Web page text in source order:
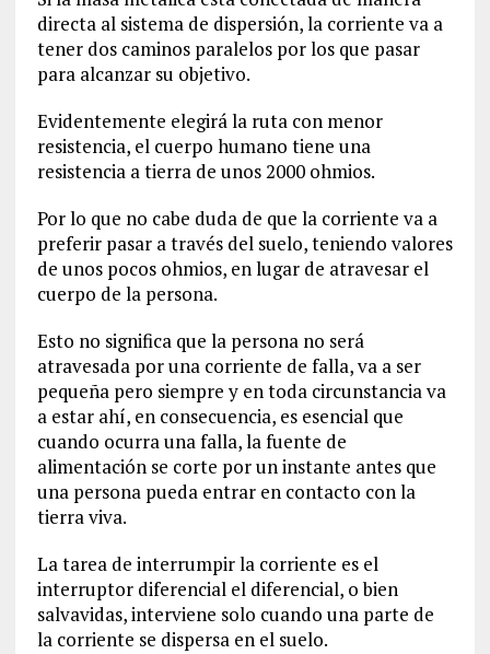
directa al sistema de dispersión, la corriente va a
tener dos caminos paralelos por los que pasar
para alcanzar su objetivo.
Evidentemente elegirá la ruta con menor
resistencia, el cuerpo humano tiene una
resistencia a tierra de unos 2000 ohmios.
Por lo que no cabe duda de que la corriente va a
preferir pasar a través del suelo, teniendo valores
de unos pocos ohmios, en lugar de atravesar el
cuerpo de la persona.
Esto no significa que la persona no será
atravesada por una corriente de falla, va a ser
pequeña pero siempre y en toda circunstancia va
a estar ahí, en consecuencia, es esencial que
cuando ocurra una falla, la fuente de
alimentación se corte por un instante antes que
una persona pueda entrar en contacto con la
tierra viva.
La tarea de interrumpir la corriente es el
interruptor diferencial el diferencial, o bien
salvavidas, interviene solo cuando una parte de
la corriente se dispersa en el suelo.